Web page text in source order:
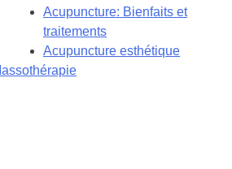
Acupuncture: Bienfaits et
traitements
Acupuncture esthétique